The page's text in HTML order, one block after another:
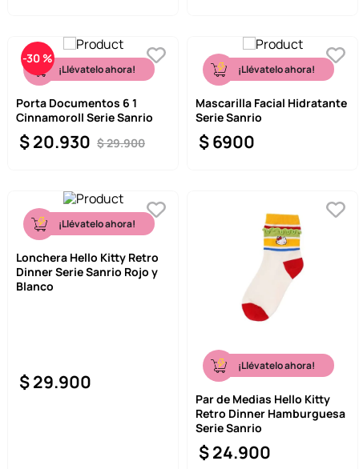
-30 %
¡Llévatelo ahora!
Porta Documentos 6 1
Cinnamoroll Serie Sanrio
$29.900
$20.930
¡Llévatelo ahora!
Mascarilla Facial Hidratante
Serie Sanrio
$6900
¡Llévatelo ahora!
Lonchera Hello Kitty Retro
Dinner Serie Sanrio Rojo y
Blanco
$29.900
¡Llévatelo ahora!
Par de Medias Hello Kitty
Retro Dinner Hamburguesa
Serie Sanrio
$24.900